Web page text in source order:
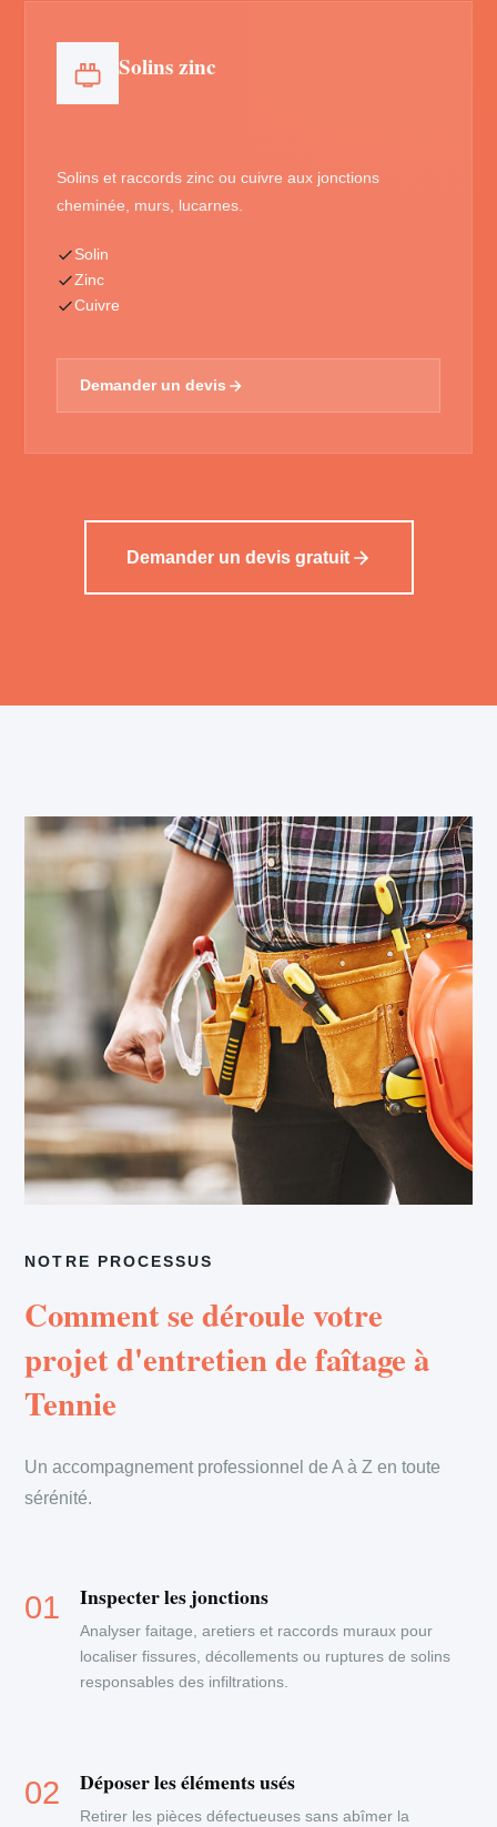
Solins zinc
Solins et raccords zinc ou cuivre aux jonctions
cheminée, murs, lucarnes.
Solin
Zinc
Cuivre
Demander un devis
Demander un devis gratuit
NOTRE PROCESSUS
Comment se déroule votre
projet d'entretien de faîtage à
Tennie
Un accompagnement professionnel de A à Z en toute
sérénité.
Inspecter les jonctions
Analyser faitage, aretiers et raccords muraux pour
localiser fissures, décollements ou ruptures de solins
responsables des infiltrations.
Déposer les éléments usés
Retirer les pièces défectueuses sans abîmer la